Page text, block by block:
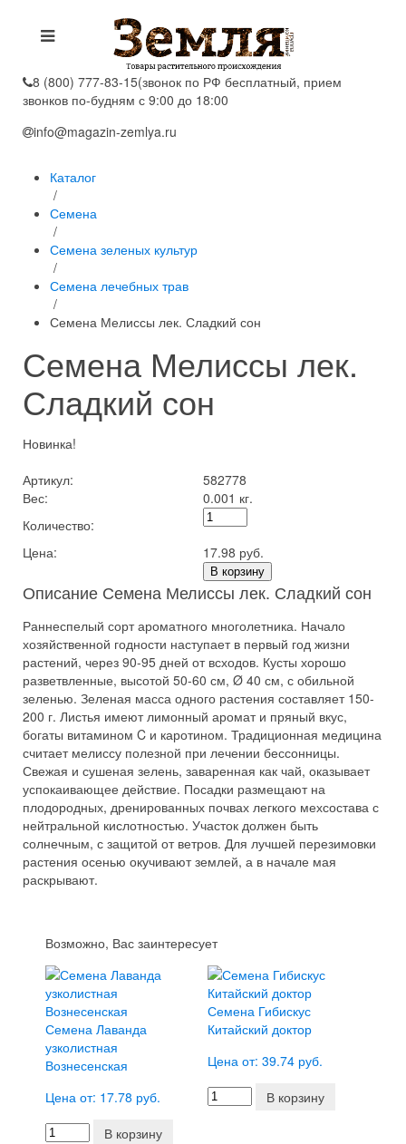
8 (800) 777-83-15(звонок по РФ бесплатный, прием
звонков по-будням с 9:00 до 18:00
info@magazin-zemlya.ru
Каталог
/
Семена
/
Семена зеленых культур
/
Семена лечебных трав
/
Семена Мелиссы лек. Сладкий сон
Семена Мелиссы лек.
Сладкий сон
Новинка!
Артикул:
582778
Вес:
0.001 кг.
Количество:
Цена:
17.98 руб.
В корзину
Описание Семена Мелиссы лек. Сладкий сон
Раннеспелый сорт ароматного многолетника. Начало
хозяйственной годности наступает в первый год жизни
растений, через 90-95 дней от всходов. Кусты хорошо
разветвленные, высотой 50-60 см, Ø 40 см, с обильной
зеленью. Зеленая масса одного растения составляет 150-
200 г. Листья имеют лимонный аромат и пряный вкус,
богаты витамином C и каротином. Традиционная медицина
считает мелиссу полезной при лечении бессонницы.
Свежая и сушеная зелень, заваренная как чай, оказывает
успокаивающее действие. Посадки размещают на
плодородных, дренированных почвах легкого мехсостава с
нейтральной кислотностью. Участок должен быть
солнечным, с защитой от ветров. Для лучшей перезимовки
растения осенью окучивают землей, а в начале мая
раскрывают.
Возможно, Вас заинтересует
Семена Лаванда
узколистная
Вознесенская
Цена от: 17.78 руб.
В корзину
Семена Гибискус
Китайский доктор
Цена от: 39.74 руб.
В корзину